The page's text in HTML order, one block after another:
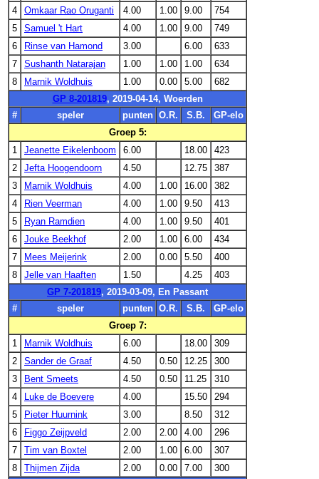
4
Omkaar Rao Oruganti 4.00 1.00 9.00
754
5
Samuel 't Hart 4.00 1.00 9.00
749
6
Rinse van Hamond 3.00 6.00
633
7
Sushanth Natarajan 1.00 1.00 1.00
634
8
Marnik Woldhuis 1.00 0.00 5.00
682
GP 8-201819, 2019-04-14, Woerden
#
speler punten O.R. S.B.
GP-elo
Groep 5:
1
Jeanette Eikelenboom 6.00 18.00
423
2
Jefta Hoogendoorn 4.50 12.75
387
3
Marnik Woldhuis 4.00 1.00 16.00
382
4
Rien Veerman 4.00 1.00 9.50
413
5
Ryan Ramdien 4.00 1.00 9.50
401
6
Jouke Beekhof 2.00 1.00 6.00
434
7
Mees Meijerink 2.00 0.00 5.50
400
8
Jelle van Haaften 1.50 4.25
403
GP 7-201819, 2019-03-09, En Passant
#
speler punten O.R. S.B.
GP-elo
Groep 7:
1
Marnik Woldhuis 6.00 18.00
309
2
Sander de Graaf 4.50 0.50 12.25
300
3
Bent Smeets 4.50 0.50 11.25
310
4
Luke de Boevere 4.00 15.50
294
5
Pieter Huurnink 3.00 8.50
312
6
Figgo Zeijpveld 2.00 2.00 4.00
296
7
Tim van Boxtel 2.00 1.00 6.00
307
8
Thijmen Zijda 2.00 0.00 7.00
300